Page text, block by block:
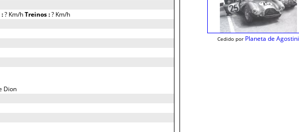
? Km/hTreinos :? Km/h
Dion
Cedido por Planeta de Agostini